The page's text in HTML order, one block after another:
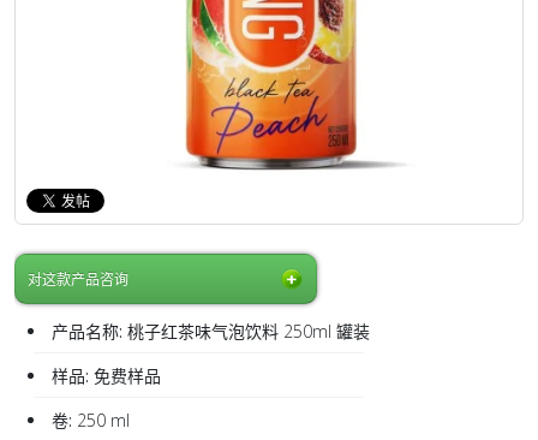
对这款产品咨询
产品名称: 桃子红茶味气泡饮料 250ml 罐装
样品: 免费样品
卷: 250 ml